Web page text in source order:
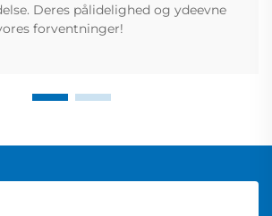
Deres pålidelighed og ydeevne
forventninger!